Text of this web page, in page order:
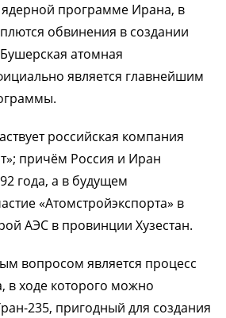
программе Ирана, в
обвинения в создании
атомная
является главнейшим
российская компания
причём Россия и Иран
года, а в будущем
«Атомстройэкспорта» в
АЭС в провинции Хузестан.
вопросом является процесс
в ходе которого можно
235, пригодный для создания